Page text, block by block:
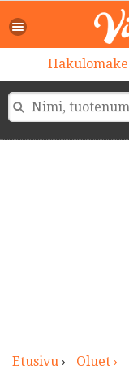
Hakulomake
Etusivu› Oluet ›